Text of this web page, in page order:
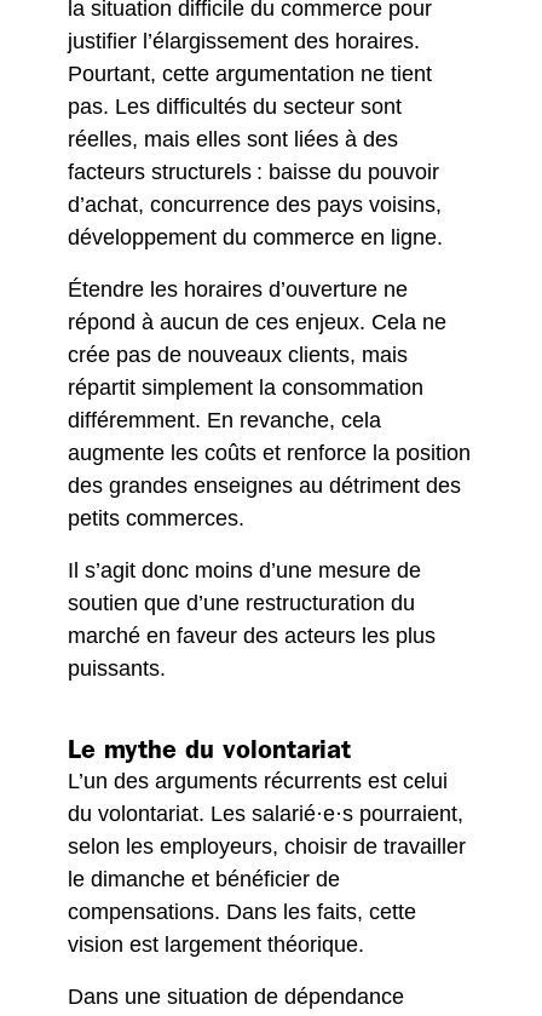
la situation difficile du commerce pour
justifier l’élargissement des horaires.
Pourtant, cette argumentation ne tient
pas. Les difficultés du secteur sont
réelles, mais elles sont liées à des
facteurs structurels : baisse du pouvoir
d’achat, concurrence des pays voisins,
développement du commerce en ligne.
Étendre les horaires d’ouverture ne
répond à aucun de ces enjeux. Cela ne
crée pas de nouveaux clients, mais
répartit simplement la consommation
différemment. En revanche, cela
augmente les coûts et renforce la position
des grandes enseignes au détriment des
petits commerces.
Il s’agit donc moins d’une mesure de
soutien que d’une restructuration du
marché en faveur des acteurs les plus
puissants.
Le mythe du volontariat
L’un des arguments récurrents est celui
du volontariat. Les salarié·e·s pourraient,
selon les employeurs, choisir de travailler
le dimanche et bénéficier de
compensations. Dans les faits, cette
vision est largement théorique.
Dans une situation de dépendance